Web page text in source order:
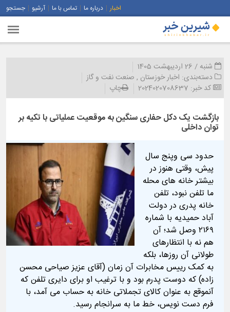
اخبار درباره ما تماس با ما آرشیو جستجو
شنبه / 26 اردیبهشت 1405
دسته‌بندی: اخبار خوزستان , صنعت نفت و گاز
کد خبر: 2024020708637 چاپ
بازگشت یک دکل حفاری سنگین به موقعیت عملیاتی با تکیه بر
توان داخلی
حدود سی‌ وپنج سال
پیش، وقتی هنوز در
بیشتر خانه‌ های محله‌
ما تلفن نبود، تلفن
خانه پدری‌ در دولت‌
آباد حمیدیه با شماره
۲۱۶۹ وصل شد؛ آن‌
هم نه با انتظارهای
طولانی آن روزها، بلکه
به کمک رییس مخابرات آن زمان (آقای عزیز صیاحی محسن‌
زاده) که دوست پدرم بود و با ترغیب او برای دایری تلفن که
آنموقع به عنوان کالای تجملاتی خانه به حساب می آمد، با
فرم دست‌ نویس، خط ما به سرانجام رسید.